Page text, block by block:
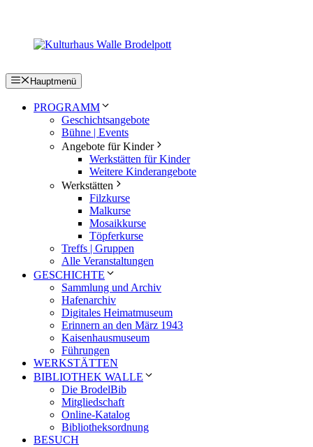
springen
Hauptmenü
PROGRAMM
Geschichtsangebote
Bühne | Events
Angebote für Kinder
Werkstätten für Kinder
Weitere Kinderangebote
Werkstätten
Filzkurse
Malkurse
Mosaikkurse
Töpferkurse
Treffs | Gruppen
Alle Veranstaltungen
GESCHICHTE
Sammlung und Archiv
Hafenarchiv
Digitales Heimatmuseum
Erinnern an den März 1943
Kaisenhausmuseum
Führungen
WERKSTÄTTEN
BIBLIOTHEK WALLE
Die BrodelBib
Mitgliedschaft
Online-Katalog
Bibliotheksordnung
BESUCH